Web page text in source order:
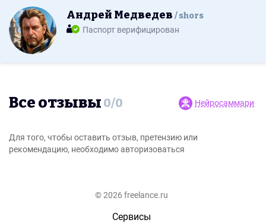
Андрей Медведев shors
Паспорт верифицирован
Все отзывы 0/0 Нейросаммари
Для того, чтобы оставить отзыв, претензию или
рекомендацию, необходимо авторизоваться
© 2026 freelance.ru
Сервисы